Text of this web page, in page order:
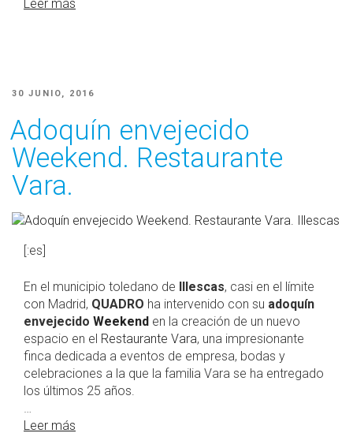
Leer más
PUBLICADO
30 JUNIO, 2016
Adoquín envejecido
Weekend. Restaurante
Vara.
[:es]
En el municipio toledano de Illescas, casi en el límite
con Madrid, QUADRO ha intervenido con su adoquín
envejecido Weekend en la creación de un nuevo
espacio en el Restaurante Vara, una impresionante
finca dedicada a eventos de empresa, bodas y
celebraciones a la que la familia Vara se ha entregado
los últimos 25 años.
Leer más